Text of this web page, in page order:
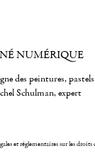
NUMÉRIQUE
des peintures,
Schulman, expert
et réglementaires sur les droits